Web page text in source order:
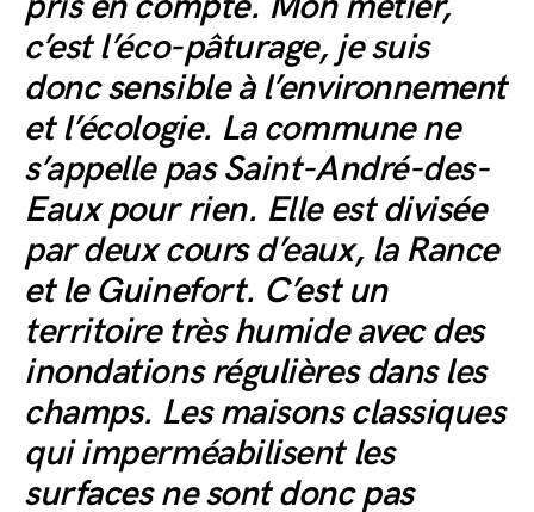
c’est l’éco-pâturage, je suis
donc sensible à l’environnement
et l’écologie. La commune ne
s’appelle pas Saint-André-des-
Eaux pour rien. Elle est divisée
par deux cours d’eaux, la Rance
et le Guinefort. C’est un
territoire très humide avec des
inondations régulières dans les
champs. Les maisons classiques
qui imperméabilisent les
surfaces ne sont donc pas